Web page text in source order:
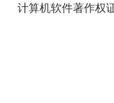
计算机软件著作权